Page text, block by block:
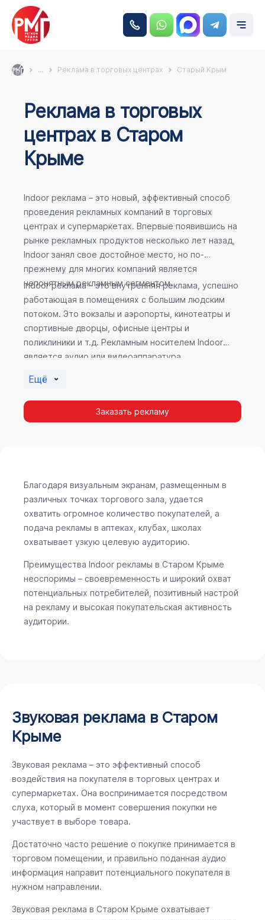
... Реклама в торговых центрах Старый Крым
Реклама в торговых
центрах в Старом
Крыме
Indoor реклама – это новый, эффективный способ
проведения рекламных компаний в торговых
центрах и супермаркетах. Впервые появившись на
рынке рекламных продуктов несколько лет назад,
Indoor занял свое достойное место, но по-
прежнему для многих компаний является
непонятным рекламным сегментом.
Indoor реклама – это внутренняя реклама, успешно
работающая в помещениях с большим людским
потоком. Это вокзалы и аэропорты, кинотеатры и
спортивные дворцы, офисные центры и
поликлиники и т.д. Рекламным носителем Indoor
является аудио или видеоаппаратура,
эффективность приносит такой вид рекламы в
местах продаж, поскольку воздействие на
покупателя в момент выбора товара наиболее
Indoor рекламы.
Ещё
Заказать рекламу
Благодаря визуальным экранам, размещенным в
различных точках торгового зала, удается
охватить огромное количество покупателей, а
подача рекламы в аптеках, клубах, школах
охватывает узкую целевую аудиторию.
Преимущества Indoor рекламы в Старом Крыме
неоспоримы – своевременность и широкий охват
потенциальных потребителей, позитивный настрой
на рекламу и высокая покупательская активность
аудитории.
Звуковая реклама в Старом
Крыме
Звуковая реклама – это эффективный способ
воздействия на покупателя в торговых центрах и
супермаркетах. Она воспринимается посредством
слуха, который в момент совершения покупки не
участвует в выборе товара.
Достаточно часто решение о покупке принимается в
торговом помещении, и правильно поданная аудио
информация направит потенциального покупателя в
нужном направлении.
Звуковая реклама в Старом Крыме охватывает